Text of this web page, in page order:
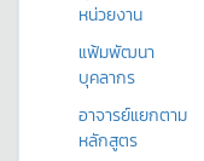
หน่วยงาน
แฟ้มพัฒนา
บุคลากร
อาจารย์แยกตาม
หลักสูตร